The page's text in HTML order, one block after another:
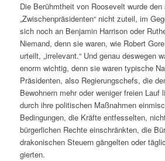
Die Berühmtheit von Roosevelt wurde
„Zwischenpräsidenten“ nicht zuteil, im
sich noch an Benjamin Harrison oder
Niemand, denn sie waren, wie Robert
urteilt, „irrelevant.“ Und genau deswegen
enorm wichtig, denn sie waren typische
Präsidenten, also Regierungschefs, die
Bewohnern mehr oder weniger freien Lauf
durch ihre politischen Maßnahmen
Bedingungen, die Kräfte entfesselten,
bürgerlichen Rechte einschränkten, die
drakonischen Steuern gängelten oder
gierten.